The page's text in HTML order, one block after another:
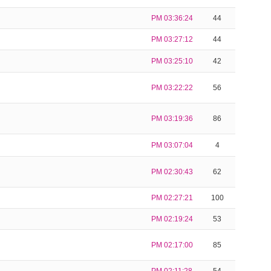
PM 03:36:24 44
PM 03:27:12 44
PM 03:25:10 42
PM 03:22:22 56
PM 03:19:36 86
PM 03:07:04 4
PM 02:30:43 62
PM 02:27:21 100
PM 02:19:24 53
PM 02:17:00 85